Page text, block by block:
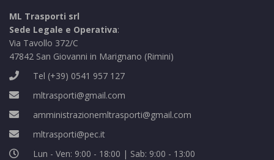
ML Trasporti srl
Sede Legale e Operativa:
Via Tavollo 372/C
47842 San Giovanni in Marignano (Rimini)
Tel (+39) 0541 957 127
mltrasporti@gmail.com
amministrazionemltrasporti@gmail.com
mltrasporti@pec.it
Lun - Ven: 9:00 - 18:00 | Sab: 9:00 - 13:00